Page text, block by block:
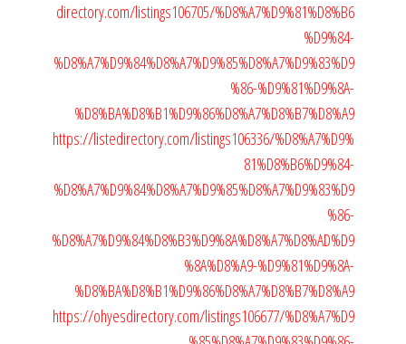
directory.com/listings106705/%D8%A7%D9%81%D8%B6
%D9%84-
%D8%A7%D9%84%D8%A7%D9%85%D8%A7%D9%83%D9
%86-%D9%81%D9%8A-
%D8%BA%D8%B1%D9%86%D8%A7%D8%B7%D8%A9
https://listedirectory.com/listings106336/%D8%A7%D9%
81%D8%B6%D9%84-
%D8%A7%D9%84%D8%A7%D9%85%D8%A7%D9%83%D9
%86-
%D8%A7%D9%84%D8%B3%D9%8A%D8%A7%D8%AD%D9
%8A%D8%A9-%D9%81%D9%8A-
%D8%BA%D8%B1%D9%86%D8%A7%D8%B7%D8%A9
https://ohyesdirectory.com/listings106677/%D8%A7%D9